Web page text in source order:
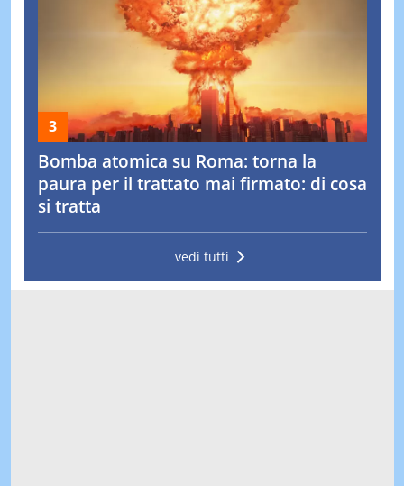
Bomba atomica su Roma: torna la
paura per il trattato mai firmato: di cosa
si tratta
vedi tutti